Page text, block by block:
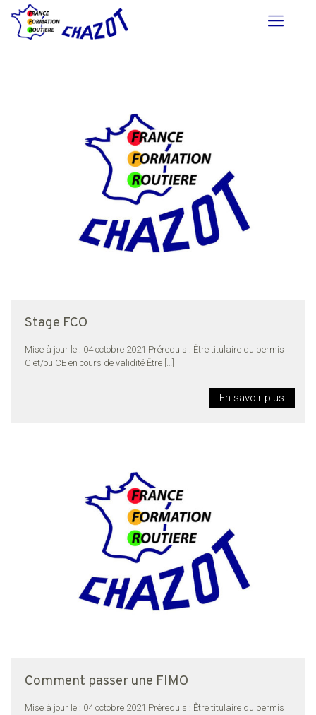
Stage FCO
Mise à jour le : 04 octobre 2021 Prérequis : Être titulaire du permis
C et/ou CE en cours de validité Être
En savoir plus
Comment passer une FIMO
Mise à jour le : 04 octobre 2021 Prérequis : Être titulaire du permis